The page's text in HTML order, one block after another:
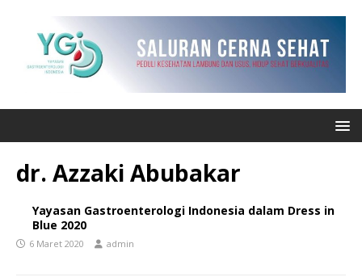
dr. Azzaki Abubakar
Yayasan Gastroenterologi Indonesia dalam Dress in
Blue 2020
6 Maret 2020 admin